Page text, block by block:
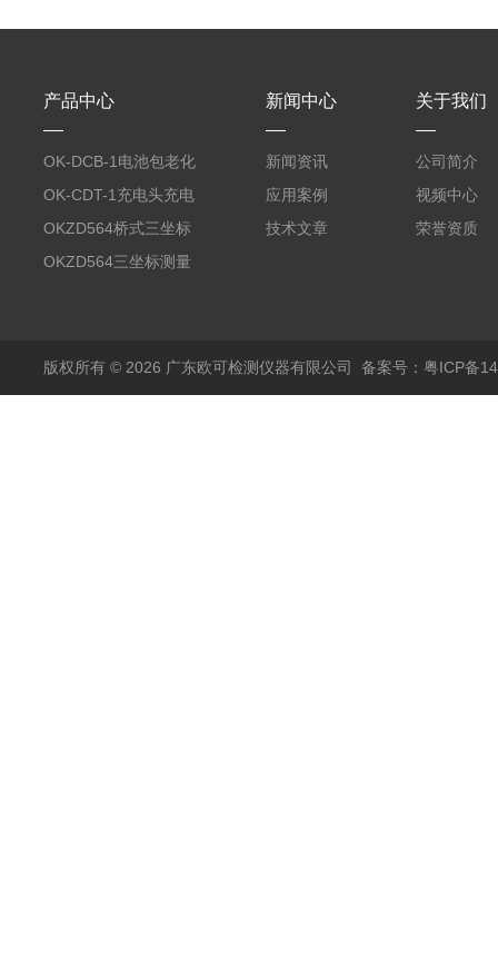
产品中心
OK-DCB-1电池包老化
测试系统
OK-CDT-1充电头充电
宝测试系统
OKZD564桥式三坐标
测量仪
OKZD564三坐标测量
新闻中心
新闻资讯
应用案例
技术文章
关于我们
公司简介
视频中心
荣誉资质
版权所有 © 2026 广东欧可检测仪器有限公司 备案号：粤ICP备